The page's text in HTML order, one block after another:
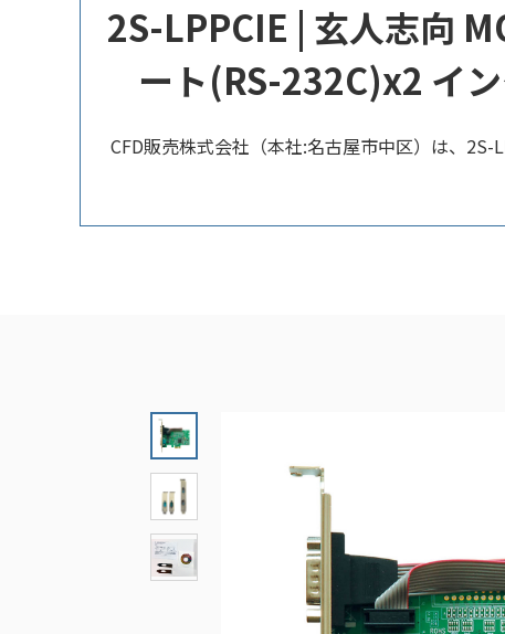
2S-LPPCIE | 玄人志向
ート(RS-232C)x2 イ
CFD販売株式会社（本社:名古屋市中区）は、